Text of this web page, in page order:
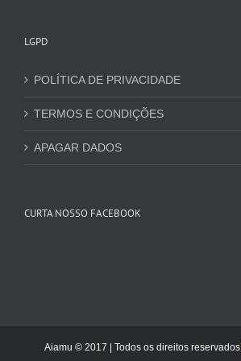
LGPD
POLÍTICA DE PRIVACIDADE
TERMOS E CONDIÇÕES
APAGAR DADOS
CURTA NOSSO FACEBOOK
Aiamu © 2017 | Todos os direitos reservados